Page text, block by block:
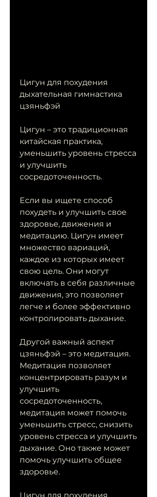
Цигун для похудения
дыхательная гимнастика
цзяньфэй
Цигун – это традиционная
китайская практика,
уменьшить уровень стресса
и улучшить
сосредоточенность.
Если вы ищете способ
похудеть и улучшить свое
здоровье, движения и
медитацию. Цигун имеет
множество вариаций,
каждое из которых имеет
свою цель. Они могут
включать в себя различные
движения, это позволяет
легче и более эффективно
контролировать дыхание.
Другой важный аспект
цзяньфэй – это медитация.
Медитация позволяет
концентрировать разум и
улучшить
сосредоточенность,
медитация может помочь
уменьшить стресс, снизить
уровень стресса и улучшить
дыхание. Оно также может
помочь улучшить общее
здоровье.